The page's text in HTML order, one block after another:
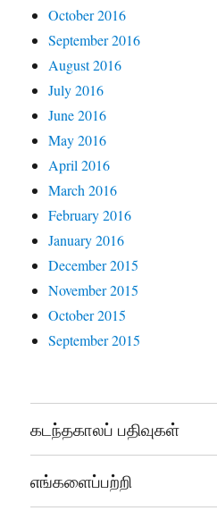
October 2016
September 2016
August 2016
July 2016
June 2016
May 2016
April 2016
March 2016
February 2016
January 2016
December 2015
November 2015
October 2015
September 2015
கடந்தகாலப் பதிவுகள்
எங்களைப்பற்றி